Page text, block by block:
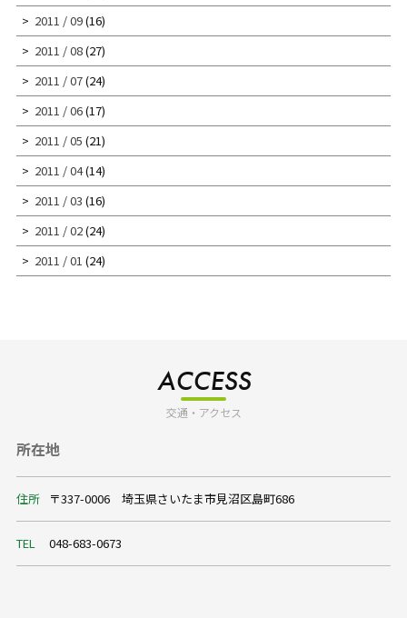
2011 / 09(16)
2011 / 08(27)
2011 / 07(24)
2011 / 06(17)
2011 / 05 (21)
2011 / 04(14)
2011 / 03 (16)
2011 / 02(24)
2011 / 01 (24)
ACCESS
交通・アクセス
所在地
住所 〒337-0006 埼玉県さいたま市見沼区島町686
TEL 048-683-0673